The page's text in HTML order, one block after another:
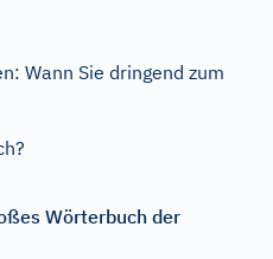
Wann Sie dringend zum
Wörterbuch der